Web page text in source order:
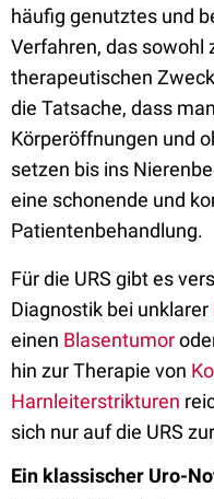
häufig genutztes und
Verfahren, das sowohl
therapeutischen
die Tatsache, dass
Körperöffnungen und
setzen bis ins
eine schonende und
Patientenbehandlung.
Für die URS gibt es
Diagnostik bei unklarer
einen Blasentumor
hin zur Therapie von
Harnleiterstrikturen
sich nur auf die URS
Ein klassischer Uro-